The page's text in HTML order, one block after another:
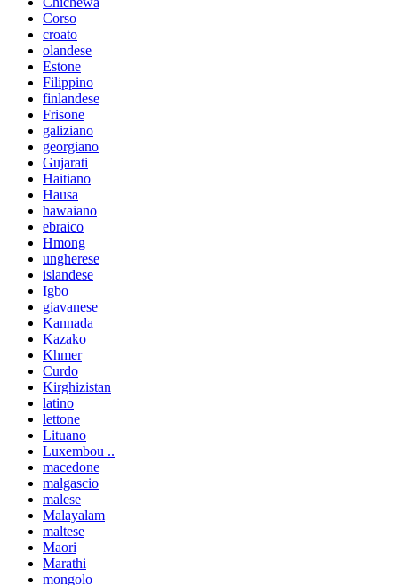
Corso
croato
olandese
Estone
Filippino
finlandese
Frisone
galiziano
georgiano
Gujarati
Haitiano
Hausa
hawaiano
ebraico
Hmong
ungherese
islandese
Igbo
giavanese
Kannada
Kazako
Khmer
Curdo
Kirghizistan
latino
lettone
Lituano
Luxembou ..
macedone
malgascio
malese
Malayalam
maltese
Maori
Marathi
mongolo